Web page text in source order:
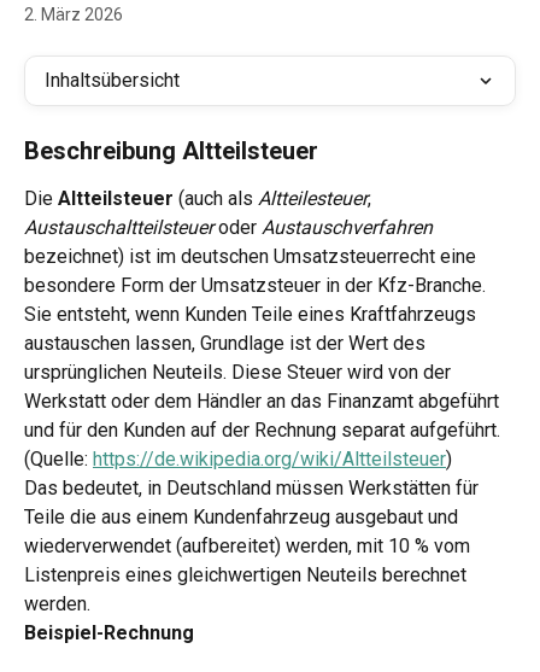
2. März 2026
Inhaltsübersicht
Beschreibung Altteilsteuer
Die Altteilsteuer (auch als Altteilesteuer,
Austauschaltteilsteuer oder Austauschverfahren
bezeichnet) ist im deutschen Umsatzsteuerrecht eine
besondere Form der Umsatzsteuer in der Kfz-Branche.
Sie entsteht, wenn Kunden Teile eines Kraftfahrzeugs
austauschen lassen, Grundlage ist der Wert des
ursprünglichen Neuteils. Diese Steuer wird von der
Werkstatt oder dem Händler an das Finanzamt abgeführt
und für den Kunden auf der Rechnung separat aufgeführt.
(Quelle: https://de.wikipedia.org/wiki/Altteilsteuer)
Das bedeutet, in Deutschland müssen Werkstätten für
Teile die aus einem Kundenfahrzeug ausgebaut und
wiederverwendet (aufbereitet) werden, mit 10 % vom
Listenpreis eines gleichwertigen Neuteils berechnet
werden.
Beispiel-Rechnung